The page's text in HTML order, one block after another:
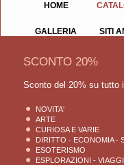
HOME
GALLERIA SITI
SCONTO 20%
Sconto del 20% su tutto
NOVITA'
ARTE
CURIOSA E VARIE
DIRITTO - ECONOMIA -
ESOTERISMO
ESPLORAZIONI - VIAGGI